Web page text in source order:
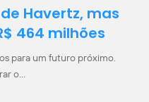
Havertz, mas
464 milhões
para um futuro próximo.
o…